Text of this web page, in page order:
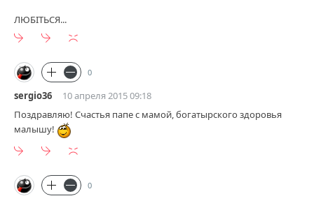
ЛЮБІТЬСЯ...
0
sergio36
10 апреля 2015 09:18
Поздравляю! Счастья папе с мамой, богатырского здоровья
малышу!
0